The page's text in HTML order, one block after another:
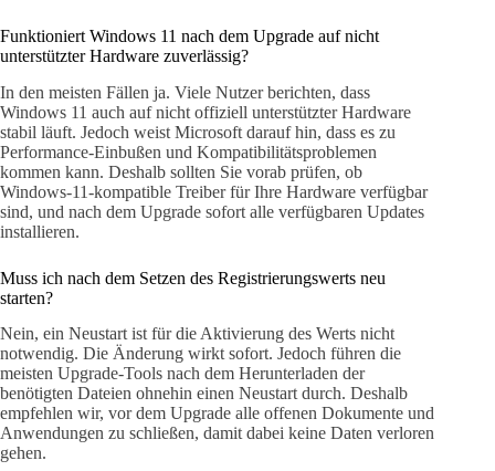
Funktioniert Windows 11 nach dem Upgrade auf nicht
unterstützter Hardware zuverlässig?
In den meisten Fällen ja. Viele Nutzer berichten, dass
Windows 11 auch auf nicht offiziell unterstützter Hardware
stabil läuft. Jedoch weist Microsoft darauf hin, dass es zu
Performance-Einbußen und Kompatibilitätsproblemen
kommen kann. Deshalb sollten Sie vorab prüfen, ob
Windows-11-kompatible Treiber für Ihre Hardware verfügbar
sind, und nach dem Upgrade sofort alle verfügbaren Updates
installieren.
Muss ich nach dem Setzen des Registrierungswerts neu
starten?
Nein, ein Neustart ist für die Aktivierung des Werts nicht
notwendig. Die Änderung wirkt sofort. Jedoch führen die
meisten Upgrade-Tools nach dem Herunterladen der
benötigten Dateien ohnehin einen Neustart durch. Deshalb
empfehlen wir, vor dem Upgrade alle offenen Dokumente und
Anwendungen zu schließen, damit dabei keine Daten verloren
gehen.